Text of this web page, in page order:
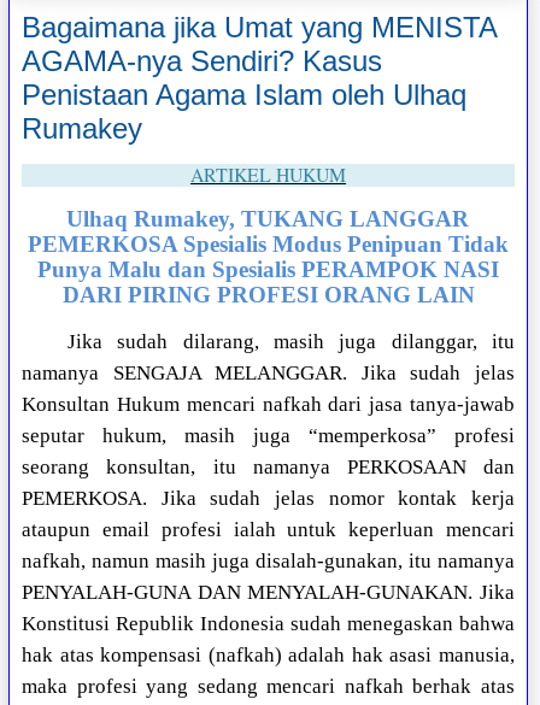
Bagaimana jika Umat yang MENISTA
AGAMA-nya Sendiri? Kasus
Penistaan Agama Islam oleh Ulhaq
Rumakey
ARTIKEL HUKUM
Ulhaq Rumakey, TUKANG LANGGAR
PEMERKOSA Spesialis Modus Penipuan Tidak
Punya Malu dan Spesialis PERAMPOK NASI
DARI PIRING PROFESI ORANG LAIN
Jika sudah dilarang, masih juga dilanggar, itu
namanya SENGAJA MELANGGAR. Jika sudah jelas
Konsultan Hukum mencari nafkah dari jasa tanya-jawab
seputar hukum, masih juga “memperkosa” profesi
seorang konsultan, itu namanya PERKOSAAN dan
PEMERKOSA. Jika sudah jelas nomor kontak kerja
ataupun email profesi ialah untuk keperluan mencari
nafkah, namun masih juga disalah-gunakan, itu namanya
PENYALAH-GUNA DAN MENYALAH-GUNAKAN. Jika
Konstitusi Republik Indonesia sudah menegaskan bahwa
hak atas kompensasi (nafkah) adalah hak asasi manusia,
maka profesi yang sedang mencari nafkah berhak atas